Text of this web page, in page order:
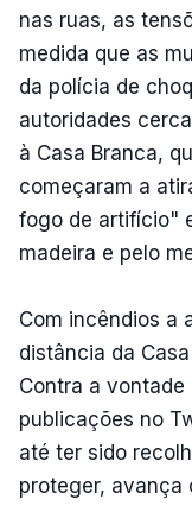
nas ruas, as
medida que as
da polícia de
autoridades
à Casa Branca,
começaram a
fogo de artifício"
madeira e pelo
Com incêndios a
distância da
Contra a vontade
publicações no
até ter sido
proteger, avança